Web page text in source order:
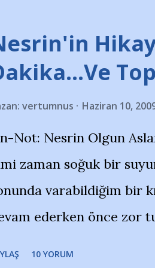
önünde yaklaşık
Futbol
istemediklerini bir
Bu grup
ve net olarak
bu takımlara ait
Büyükşehir
de
vertumnus Haziran 10,
Not: Nesrin Olgun
zaman soğuk bir
varabildiğim bir
ederken önce zor
10 YORUM